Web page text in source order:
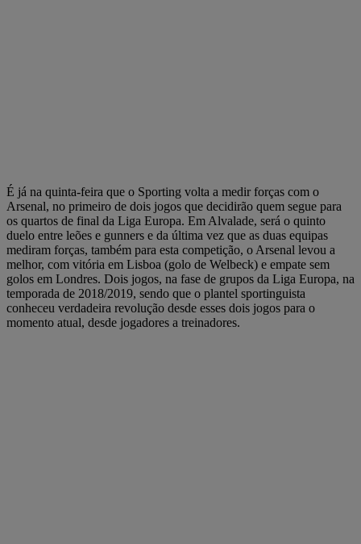
É já na quinta-feira que o Sporting volta a medir forças com o
Arsenal, no primeiro de dois jogos que decidirão quem segue para
os quartos de final da Liga Europa. Em Alvalade, será o quinto
duelo entre leões e gunners e da última vez que as duas equipas
mediram forças, também para esta competição, o Arsenal levou a
melhor, com vitória em Lisboa (golo de Welbeck) e empate sem
golos em Londres. Dois jogos, na fase de grupos da Liga Europa, na
temporada de 2018/2019, sendo que o plantel sportinguista
conheceu verdadeira revolução desde esses dois jogos para o
momento atual, desde jogadores a treinadores.